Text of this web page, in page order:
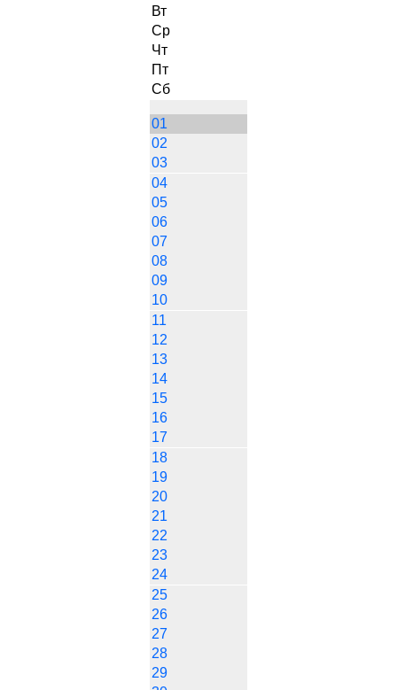
Вт
Ср
Чт
Пт
Сб
01
02
03
04
05
06
07
08
09
10
11
12
13
14
15
16
17
18
19
20
21
22
23
24
25
26
27
28
29